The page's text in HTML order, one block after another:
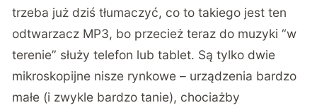
trzeba już dziś tłumaczyć, co to takiego jest ten
odtwarzacz MP3, bo przecież teraz do muzyki “w
terenie” służy telefon lub tablet. Są tylko dwie
mikroskopijne nisze rynkowe – urządzenia bardzo
małe (i zwykle bardzo tanie), chociażby